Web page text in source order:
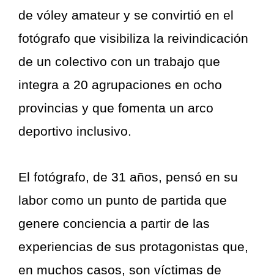
de vóley amateur y se convirtió en el
fotógrafo que visibiliza la reivindicación
de un colectivo con un trabajo que
integra a 20 agrupaciones en ocho
provincias y que fomenta un arco
deportivo inclusivo.
El fotógrafo, de 31 años, pensó en su
labor como un punto de partida que
genere conciencia a partir de las
experiencias de sus protagonistas que,
en muchos casos, son víctimas de